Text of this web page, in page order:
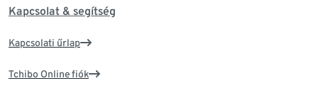
Kapcsolat & segítség
Kapcsolati űrlap
Tchibo Online fiók